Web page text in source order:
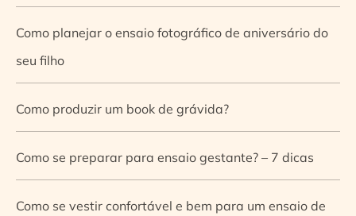
Como planejar o ensaio fotográfico de aniversário do
seu filho
Como produzir um book de grávida?
Como se preparar para ensaio gestante? – 7 dicas
Como se vestir confortável e bem para um ensaio de